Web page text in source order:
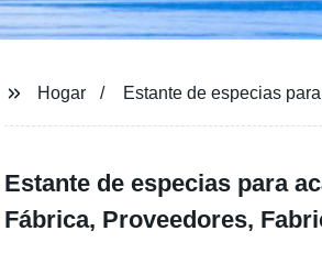
Hogar Estante de especias
Estante de especias para
Fábrica, Proveedores,